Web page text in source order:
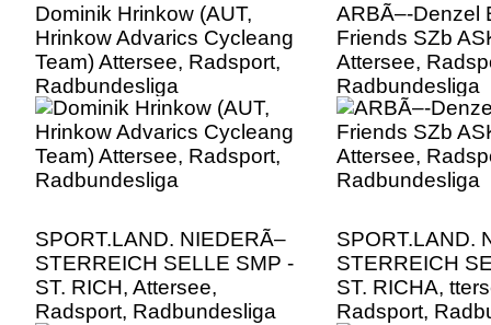
Dominik Hrinkow (AUT,
Hrinkow Advarics Cycleang
Team) Attersee, Radsport,
Radbundesliga
ARBÃ–-Denzel
Friends SZb
Attersee,
Radbundesliga
SPORT.LAND. NIEDERÃ–
STERREICH SELLE SMP -
ST. RICH, Attersee,
Radsport, Radbundesliga
SPORT.LAND.
STERREICH
ST. RICHA,
Radsport,